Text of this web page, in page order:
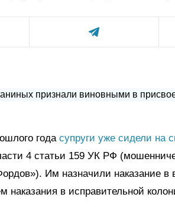
года супруги уже сидели на
4 статьи 159 УК РФ
Им назначили наказание в
наказания в исправительной